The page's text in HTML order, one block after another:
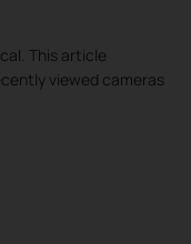
This article
viewed cameras